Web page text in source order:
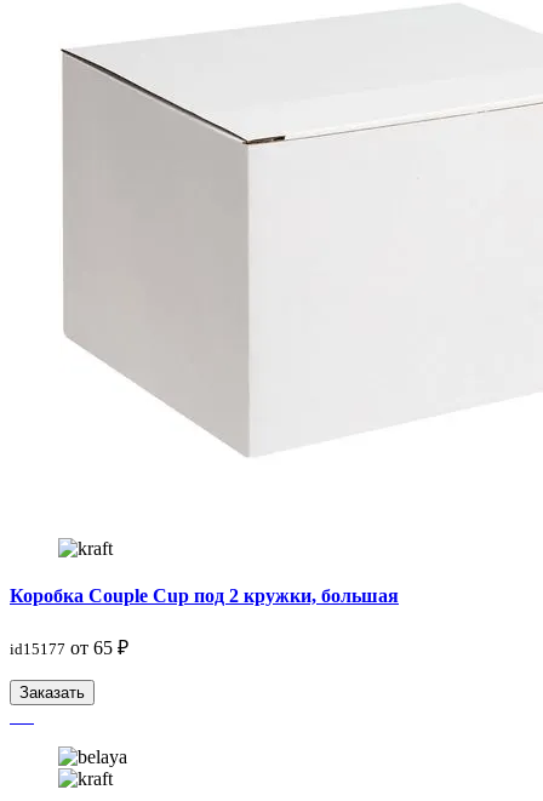
Коробка Couple Cup под 2 кружки, большая
id15177 от 65 ₽
Заказать